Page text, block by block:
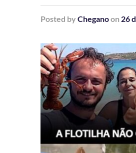
Posted by Cheganoon 26